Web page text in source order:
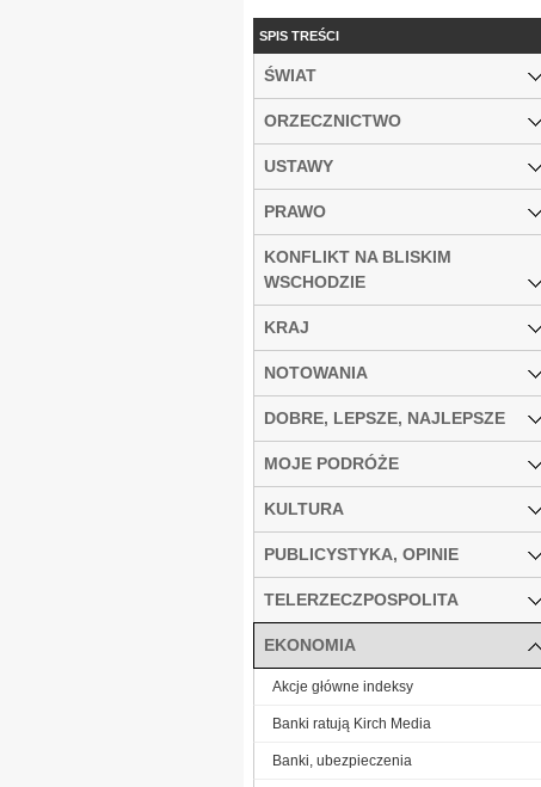
SPIS TREŚCI
ŚWIAT
ORZECZNICTWO
USTAWY
PRAWO
KONFLIKT NA BLISKIM
WSCHODZIE
KRAJ
NOTOWANIA
DOBRE, LEPSZE, NAJLEPSZE
MOJE PODRÓŻE
KULTURA
PUBLICYSTYKA, OPINIE
TELERZECZPOSPOLITA
EKONOMIA
Akcje główne indeksy
Banki ratują Kirch Media
Banki, ubezpieczenia